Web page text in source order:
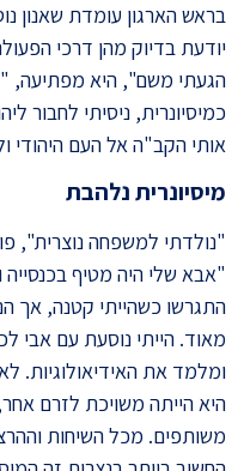
בראש הארגון עומדת שאנון
יודעת בדיוק מהן דרכי
כמיסיונרית, ניסיתי לחבור
אותי הקב"ה אל העם היהודי
מיסיונרית נלהבת
"נולדתי למשפחה נוצרית",
"אבא שלי היה מטיף בכנסייה
התגרשו כשהייתי קטנה, אך
מאוד. הייתי נוסעת עם אבי
ומלמד את האידיאולוגיות.
היא הייתה משויכת לזרם
משותפים. מכל השיחות